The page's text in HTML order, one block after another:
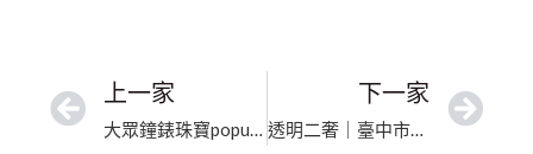
上一家
大眾鐘錶珠寶popular/高價收購各國名錶.珠寶/國外代購全新名錶｜新竹市精品高價收購｜誠信專業買賣保值
下一家
透明二奢｜臺中市精品專業鑑定｜行家信賴的優質首選